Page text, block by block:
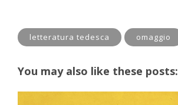
b
o
o
k
er l s
A
p
p
e
dI
n
e
n
g
er
letteratura tedesca omaggio
You may also like these posts: